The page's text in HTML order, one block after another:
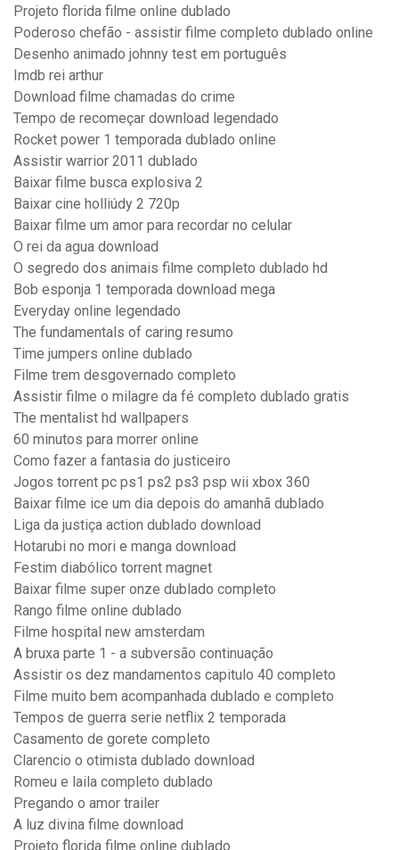
Projeto florida filme online dublado
Poderoso chefão - assistir filme completo dublado online
Desenho animado johnny test em português
Imdb rei arthur
Download filme chamadas do crime
Tempo de recomeçar download legendado
Rocket power 1 temporada dublado online
Assistir warrior 2011 dublado
Baixar filme busca explosiva 2
Baixar cine holliúdy 2 720p
Baixar filme um amor para recordar no celular
O rei da agua download
O segredo dos animais filme completo dublado hd
Bob esponja 1 temporada download mega
Everyday online legendado
The fundamentals of caring resumo
Time jumpers online dublado
Filme trem desgovernado completo
Assistir filme o milagre da fé completo dublado gratis
The mentalist hd wallpapers
60 minutos para morrer online
Como fazer a fantasia do justiceiro
Jogos torrent pc ps1 ps2 ps3 psp wii xbox 360
Baixar filme ice um dia depois do amanhã dublado
Liga da justiça action dublado download
Hotarubi no mori e manga download
Festim diabólico torrent magnet
Baixar filme super onze dublado completo
Rango filme online dublado
Filme hospital new amsterdam
A bruxa parte 1 - a subversão continuação
Assistir os dez mandamentos capitulo 40 completo
Filme muito bem acompanhada dublado e completo
Tempos de guerra serie netflix 2 temporada
Casamento de gorete completo
Clarencio o otimista dublado download
Romeu e laila completo dublado
Pregando o amor trailer
A luz divina filme download
Projeto florida filme online dublado